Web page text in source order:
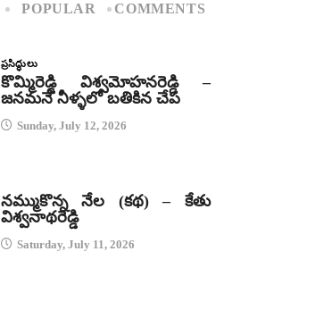
POPULAR COMMENTS
ప్రసిద్ధులు
కొమ్మిరెడ్డి విశ్వమోహనరెడ్డి –
జనమనే నీళ్ళలో బతికిన చేప
Sunday, July 12, 2026
నమ్ముకొన్న నేల (కథ) – కేతు
విశ్వనాథరెడ్డి
Saturday, July 11, 2026